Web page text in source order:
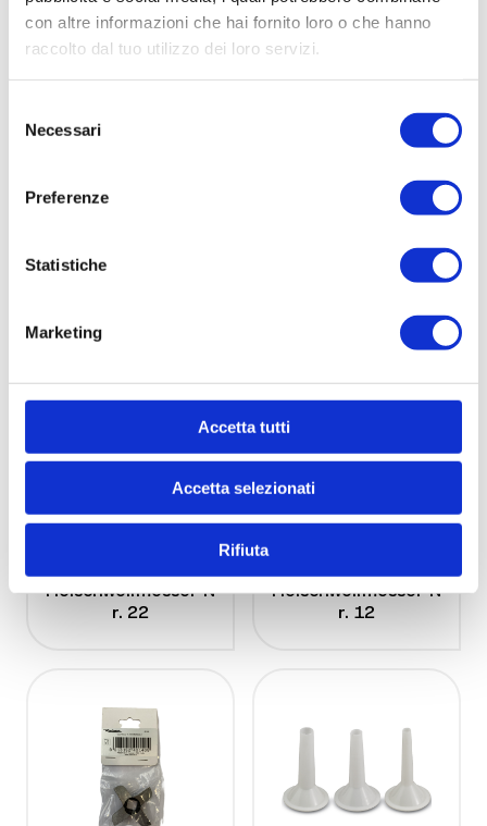
con altre informazioni che hai fornito loro o che hanno
raccolto dal tuo utilizzo dei loro servizi.
delNecessari
Preferenze
Statistiche
Marketing
Accetta tutti
Accetta selezionati
Rifiuta
Fleischwolfmesser N
Manuelles Fleischwo
lfmesser Nr. 22
Fleischwolfmesser N
r. 22
Fleischwolfmesser N
r. 12